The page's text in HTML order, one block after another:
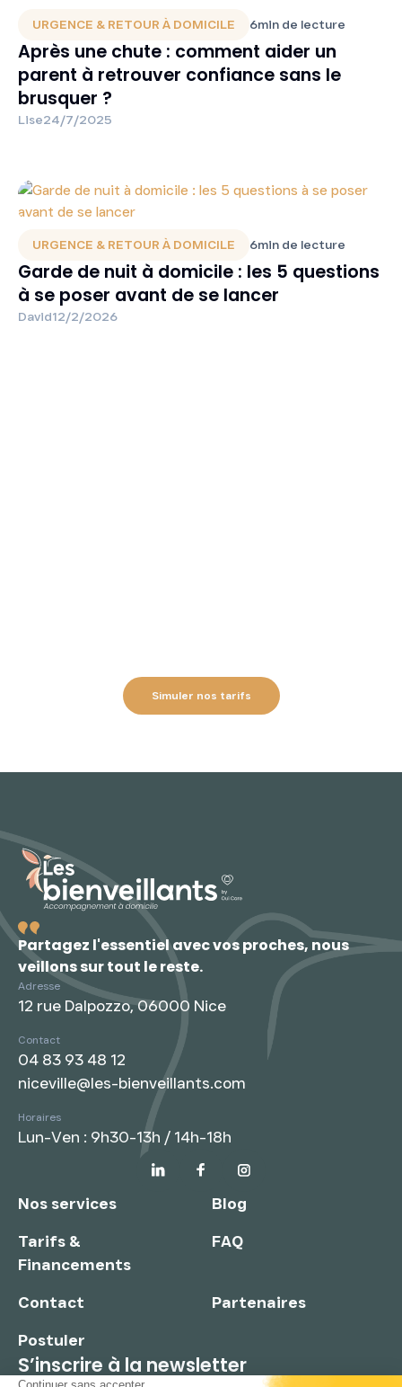
URGENCE & RETOUR À DOMICILE 6min de lecture
Après une chute : comment aider un
parent à retrouver confiance sans le
brusquer ?
Lise24/7/2025
URGENCE & RETOUR À DOMICILE 6min de lecture
Garde de nuit à domicile : les 5 questions
à se poser avant de se lancer
David12/2/2026
Simuler nos tarifs
Partagez l'essentiel avec vos proches, nous
veillons sur tout le reste.
Adresse
12 rue Dalpozzo, 06000 Nice
Contact
04 83 93 48 12
niceville@les-bienveillants.com
Horaires
Lun-Ven : 9h30-13h / 14h-18h
Nos services
Blog
Tarifs &
Financements
FAQ
Contact
Partenaires
Postuler
S’inscrire à la newsletter